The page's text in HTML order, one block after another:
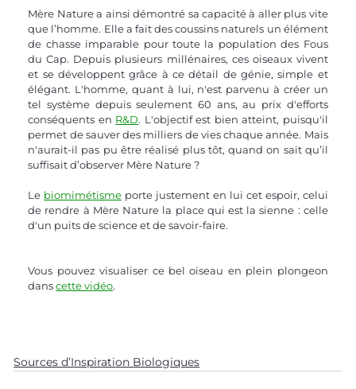
Mère Nature a ainsi démontré sa capacité à aller plus vite
que l’homme. Elle a fait des coussins naturels un élément
de chasse imparable pour toute la population des Fous
du Cap. Depuis plusieurs millénaires, ces oiseaux vivent
et se développent grâce à ce détail de génie, simple et
élégant. L'homme, quant à lui, n'est parvenu à créer un
tel système depuis seulement 60 ans, au prix d'efforts
conséquents en R&D. L'objectif est bien atteint, puisqu'il
permet de sauver des milliers de vies chaque année. Mais
n'aurait-il pas pu être réalisé plus tôt, quand on sait qu’il
suffisait d’observer Mère Nature ?
Le biomimétisme porte justement en lui cet espoir, celui
de rendre à Mère Nature la place qui est la sienne : celle
d'un puits de science et de savoir-faire.
Vous pouvez visualiser ce bel oiseau en plein plongeon
dans cette vidéo.
Sources d’Inspiration Biologiques